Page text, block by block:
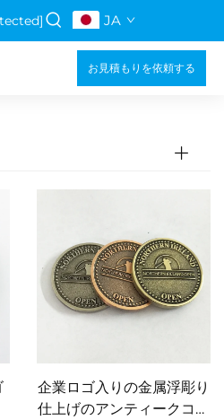
JA
お見積もりを依頼する
企業ロゴ入りの金属浮彫り
仕上げのアンティークコイ